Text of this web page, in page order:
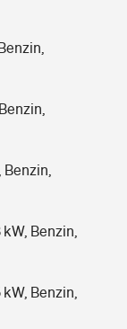
Benzin,
Benzin,